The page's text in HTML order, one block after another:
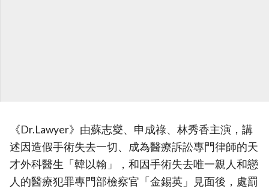
《Dr.Lawyer》由蘇志燮、申成祿、林秀香主演，講
述因造假手術失去一切、成為醫療訴訟專門律師的天
才外科醫生「韓以翰」，和因手術失去唯一親人和戀
人的醫療犯罪專門部檢察官「金錫英」見面後，處罰